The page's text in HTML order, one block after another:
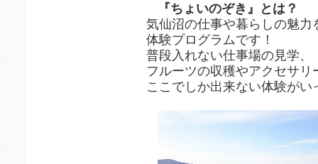
『ちょいのぞき』とは？
気仙沼の仕事や暮らしの魅力
体験プログラムです！
普段入れない仕事場の見学、
フルーツの収穫やアクセサリ
ここでしか出来ない体験がい